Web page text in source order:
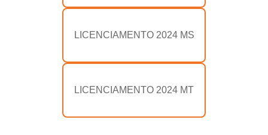
LICENCIAMENTO 2024 MS
LICENCIAMENTO 2024 MT